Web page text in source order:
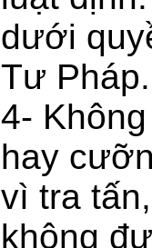
dưới
Tư Pháp.
4-
hay
vì tra
không